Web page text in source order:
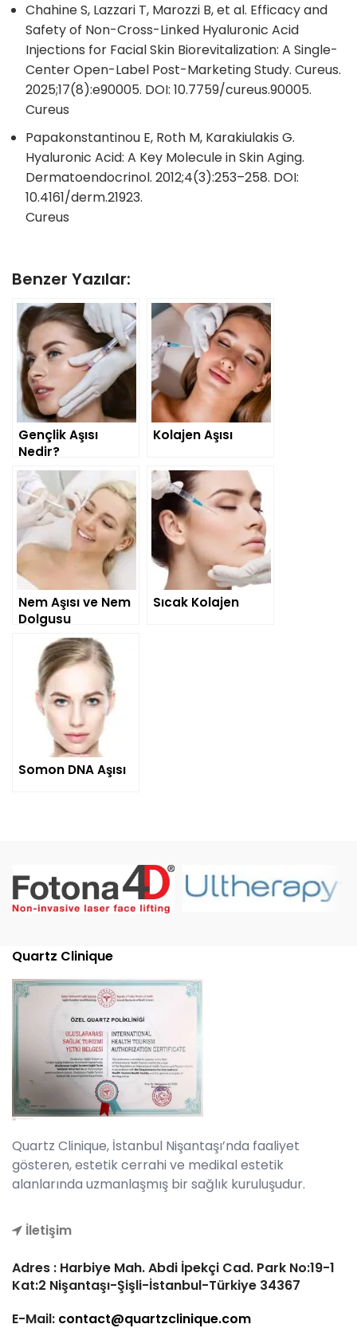
Chahine S, Lazzari T, Marozzi B, et al. Efficacy and
Safety of Non-Cross-Linked Hyaluronic Acid
Injections for Facial Skin Biorevitalization: A Single-
Center Open-Label Post-Marketing Study. Cureus.
2025;17(8):e90005. DOI: 10.7759/cureus.90005.
Cureus
Papakonstantinou E, Roth M, Karakiulakis G.
Hyaluronic Acid: A Key Molecule in Skin Aging.
Dermatoendocrinol. 2012;4(3):253–258. DOI:
10.4161/derm.21923.
Cureus
Benzer Yazılar:
Gençlik Aşısı
Nedir?
Kolajen Aşısı
Nem Aşısı ve Nem
Dolgusu
Sıcak Kolajen
Somon DNA Aşısı
Quartz Clinique
Quartz Clinique, İstanbul Nişantaşı’nda faaliyet
gösteren, estetik cerrahi ve medikal estetik
alanlarında uzmanlaşmış bir sağlık kuruluşudur.
İletişim
Adres : Harbiye Mah. Abdi İpekçi Cad. Park No:19-1
Kat:2 Nişantaşı-Şişli-İstanbul-Türkiye 34367
E-Mail: contact@quartzclinique.com